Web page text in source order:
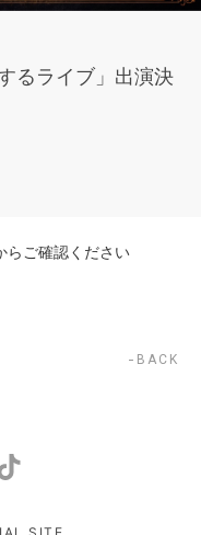
るライブ」出演決
らご確認ください
BACK